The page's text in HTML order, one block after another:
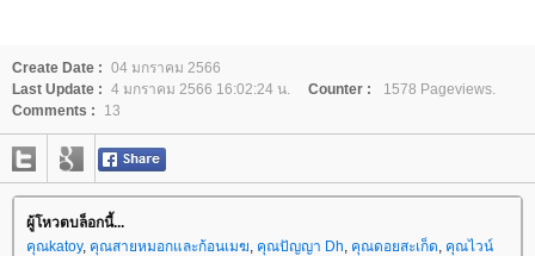
Create Date : 04 มกราคม 2566
Last Update : 4 มกราคม 2566 16:02:24 น. Counter :
1578 Pageviews.
Comments :
13
ผู้โหวตบล็อกนี้...
คุณkatoy, คุณสายหมอกและก้อนเมฆ คุณปัญญา Dh คุณดอยสะเก็ด คุณไวน์